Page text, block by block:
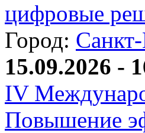
цифровые
Город:
15.09.2026 -
IV
Повышение